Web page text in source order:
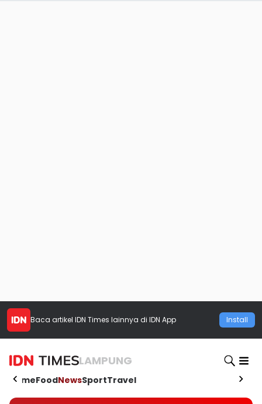
Baca artikel IDN Times lainnya di IDN App Install
LAMPUNG
HomeFoodNewsSportTravel